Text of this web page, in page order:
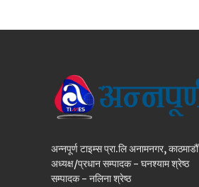
अन्नपूर्ण टाइम्स प्रा.लि अनामनगर, काठमाडौँ
अध्यक्ष/प्रधान सम्पादक - घनश्याम श्रेष्ठ
सम्पादक - नलिना श्रेष्ठ